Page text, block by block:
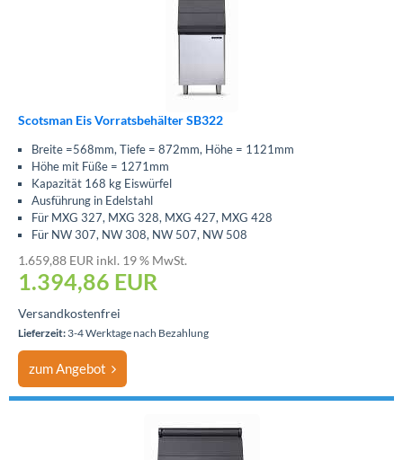
Scotsman Eis Vorratsbehälter SB322
Breite =568mm, Tiefe = 872mm, Höhe = 1121mm
Höhe mit Füße = 1271mm
Kapazität 168 kg Eiswürfel
Ausführung in Edelstahl
Für MXG 327, MXG 328, MXG 427, MXG 428
Für NW 307, NW 308, NW 507, NW 508
1.659,88 EUR inkl. 19 % MwSt.
1.394,86 EUR
Versandkostenfrei
Lieferzeit: 3-4 Werktage nach Bezahlung
zum Angebot